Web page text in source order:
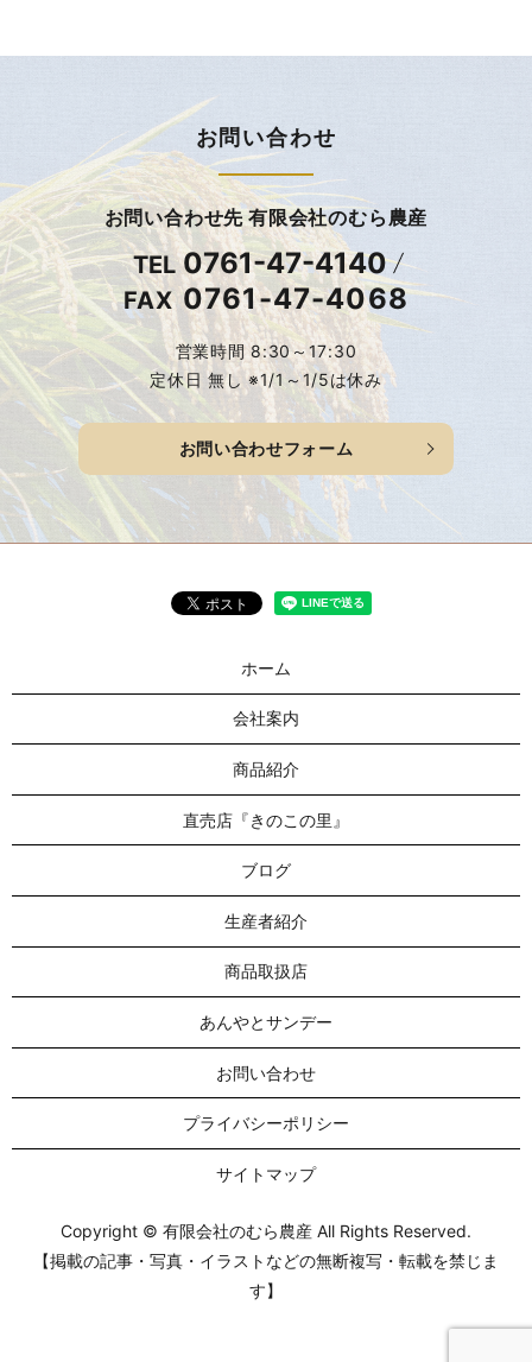
お問い合わせ
お問い合わせ先 有限会社のむら農産
TEL 0761-47-4140
FAX0761-47-4068
営業時間 8:30～17:30
定休日 無し ※1/1～1/5は休み
お問い合わせフォーム
ホーム
会社案内
商品紹介
直売店『きのこの里』
ブログ
生産者紹介
商品取扱店
あんやとサンデー
お問い合わせ
プライバシーポリシー
サイトマップ
Copyright © 有限会社のむら農産 All Rights Reserved.
【掲載の記事・写真・イラストなどの無断複写・転載を禁じま
す】